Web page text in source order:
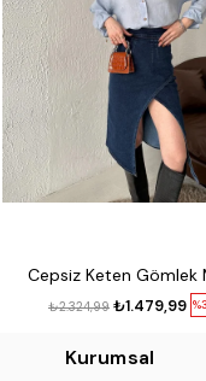
Cepsiz Keten Gömlek
₺1.479,99
₺2.324,99
Kurumsal